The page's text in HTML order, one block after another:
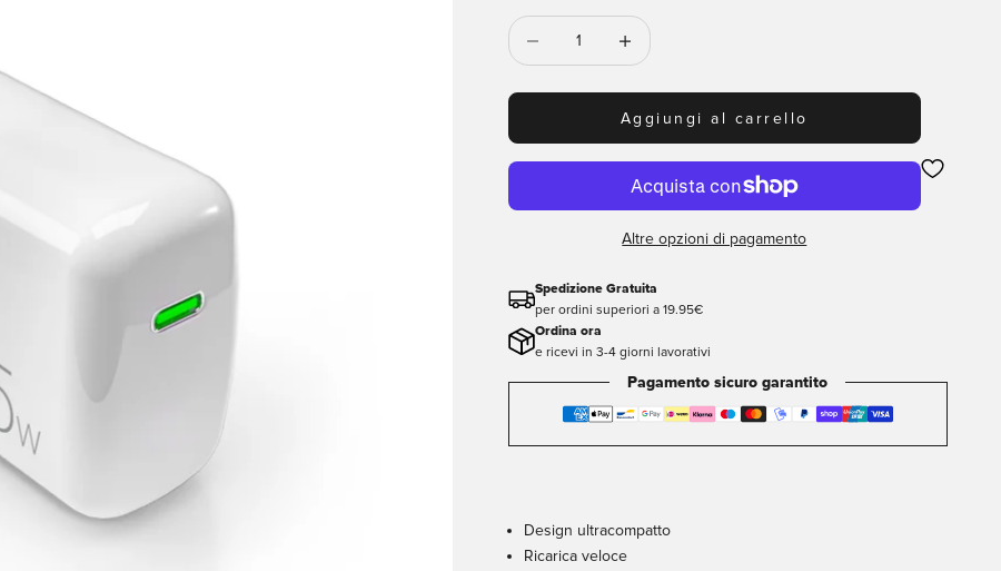
Diminuisci quantitàDiminuisci quantità
Aggiungi al carrello
Altre opzioni di pagamento
Spedizione Gratuita
per ordini superiori a 19.95€
Ordina ora
e ricevi in 3-4 giorni lavorativi
Pagamento sicuro garantito
Design ultracompatto
Ricarica veloce